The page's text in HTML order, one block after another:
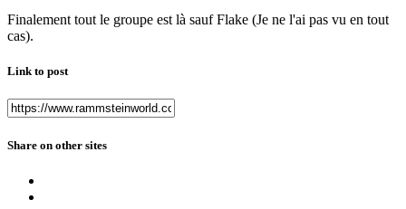
Finalement tout le groupe est là sauf Flake (Je ne l'ai pas vu en tout
cas).
Link to post
Share on other sites